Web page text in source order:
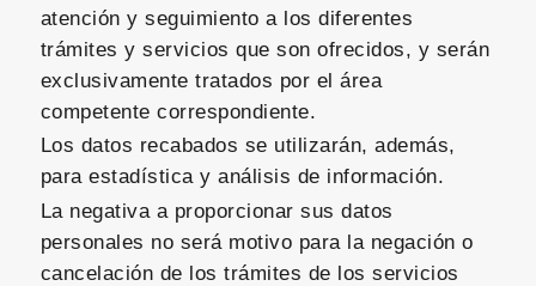
atención y seguimiento a los diferentes
trámites y servicios que son ofrecidos, y serán
exclusivamente tratados por el área
competente correspondiente.
Los datos recabados se utilizarán, además,
para estadística y análisis de información.
La negativa a proporcionar sus datos
personales no será motivo para la negación o
cancelación de los trámites de los servicios